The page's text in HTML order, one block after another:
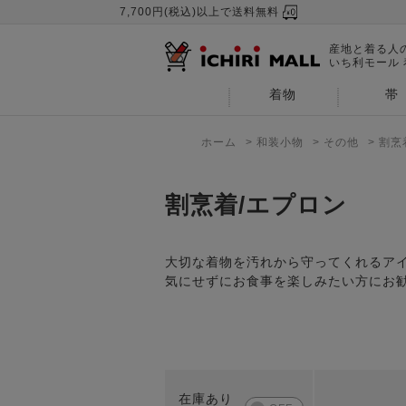
7,700円(税込)以上で送料無料
産地と着る人
いち利モール
着物 帯
ホーム > 和装小物 > その他 > 割烹
割烹着/エプロン
大切な着物を汚れから守ってくれるア
気にせずにお食事を楽しみたい方にお